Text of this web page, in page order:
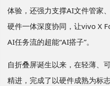
体验，还强力支撑AI文件管家
硬件一体深度协同，让vivo X
AI任务流的超能“AI搭子”。
自折叠屏诞生以来，在轻薄、
精进，完成了以硬件成熟为标